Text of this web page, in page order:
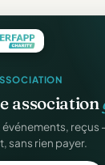
association
événements,
sans rien payer.